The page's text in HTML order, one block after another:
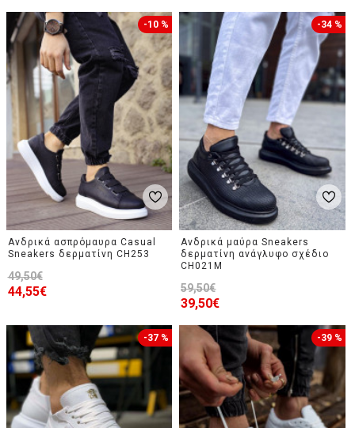
-10 %
Ανδρικά ασπρόμαυρα Casual
Sneakers δερματίνη CH253
44,55€
49,50€
-34 %
Ανδρικά μαύρα Sneakers
δερματίνη ανάγλυφο σχέδιο
CH021M
39,50€
59,50€
-37 % -39 %